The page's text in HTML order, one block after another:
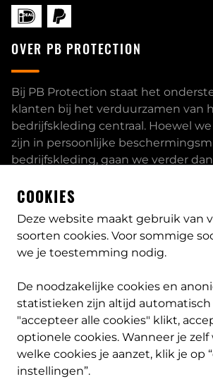
OVER PB PROTECTION
Bij PB Protection staat het
klanten bij het verduurzamen van
bedrijfskleding centraal. Hoewel
zijn in persoonlijke
bedrijfskleding, gaan we verder
bieden een uitgebreid
Dit zijn enkele van onze
speciale wensen, neemcontact
PB-Protection
info@pb-protection.nl
040 2063026
COOKIES
Deze website maakt gebruik van
soorten cookies. Voor sommige
we je toestemming nodig.
De noodzakelijke cookies en
statistieken zijn altijd automatisch
"accepteer alle cookies" klikt,
optionele cookies. Wanneer je
welke cookies je aanzet, klik je op
instellingen”.